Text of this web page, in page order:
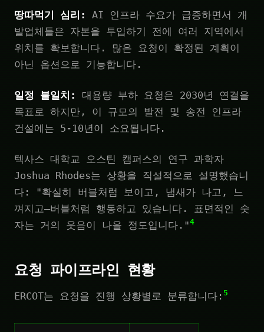
땅따먹기 심리:
AI 인프라 수요가 급증하면서 개
발업체들은 자본을 투입하기 전에 여러 지역에서
위치를 확보합니다. 많은 요청이 확정된 계획이
아닌 옵션으로 기능합니다.
일정 불일치:
대용량 부하 요청은 2030년 연결을
목표로 하지만, 이 규모의 발전 및 송전 인프라
건설에는 5-10년이 소요됩니다.
텍사스 대학교 오스틴 캠퍼스의 연구 과학자
Joshua Rhodes는 상황을 직설적으로 설명했습니
다: "확실히 버블처럼 보이고, 냄새가 나고, 느
껴지고—버블처럼 행동하고 있습니다. 표면적인 숫
자는 거의 웃음이 나올 정도입니다."4
요청 파이프라인 현황
ERCOT는 요청을 진행 상황별로 분류합니다: 5